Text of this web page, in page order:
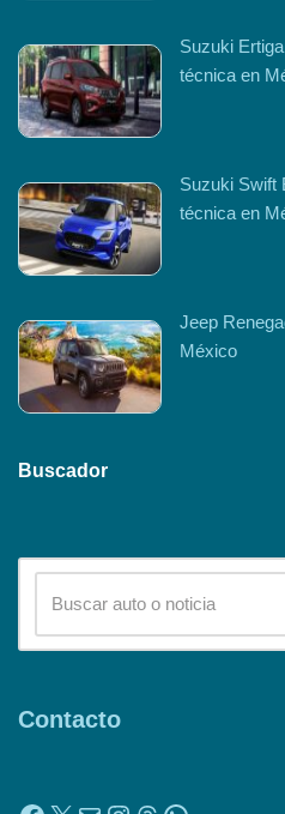
Suzuki
técnica en
Suzuki Swift
técnica en
Jeep
México
Buscador
Contacto